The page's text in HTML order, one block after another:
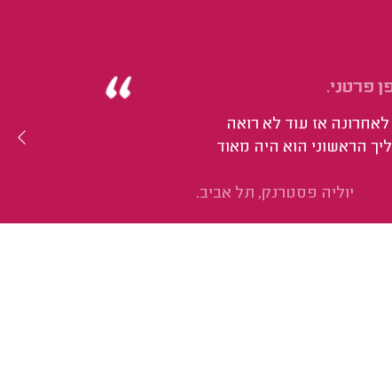
פרטני.
אז עוד לא רואה
הראשוני הוא היה מאוד
יוליה פסטרנק, תל אביב.